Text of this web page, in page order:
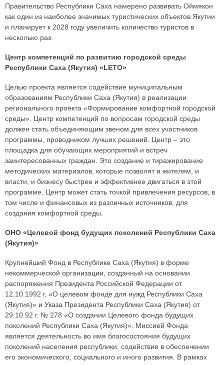
Правительство Республики Саха намерено развивать Оймякон
как один из наиболее значимых туристических объектов Якутии
и планирует к 2028 году увеличить количество туристов в
несколько раз.
Центр компетенций по развитию городской среды
Республики Саха (Якутия) «LETO»
Целью проекта является содействие муниципальным
образованиям Республики Саха (Якутия) в реализации
регионального проекта «Формирование комфортной городской
среды». Центр компетенций по вопросам городской среды
должен стать объединяющим звеном для всех участников
программы, проводником лучших решений. Центр – это
площадка для обучающих мероприятий и встреч
заинтересованных граждан. Это создание и тиражирование
методических материалов, которые позволят и жителям, и
власти, и бизнесу быстрее и эффективнее двигаться в этой
программе. Центр может стать точкой привлечения ресурсов, в
том числе и финансовых из различных источников, для
создания комфортной среды.
ОНО «Целевой фонд будущих поколений Республики Саха
(Якутия)»
Крупнейший Фонд в Республике Саха (Якутия) в форме
некоммерческой организации, созданный на основании
распоряжения Президента Российской Федерации от
12.10.1992 г. «О целевом фонде для нужд Республики Саха
(Якутия)» и Указа Президента Республики Саха (Якутия) от
29.10.92 г. № 278 «О создании Целевого фонда будущих
поколений Республики Саха (Якутия)». Миссией Фонда
является деятельность во имя благосостояния будущих
поколений населения республики, содействие в обеспечении
его экономического, социального и иного развития. В рамках